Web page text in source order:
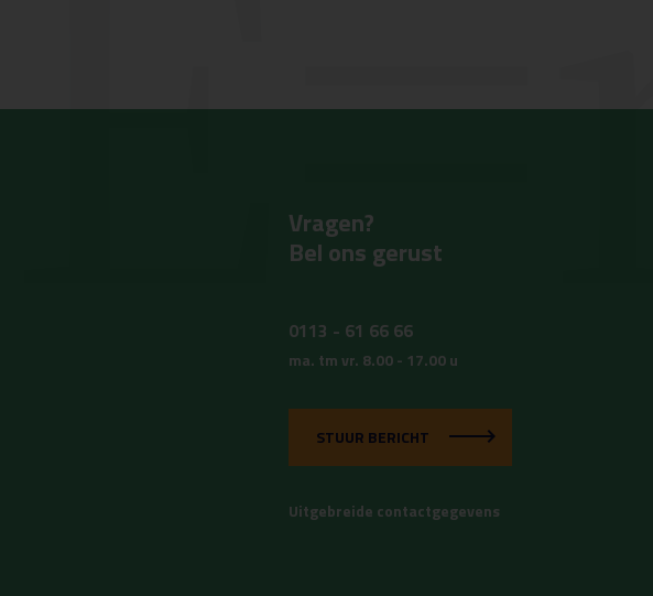
Vragen?
Bel ons gerust
0113 - 61 66 66
ma. tm vr. 8.00 - 17.00 u
STUUR BERICHT
Uitgebreide contactgegevens